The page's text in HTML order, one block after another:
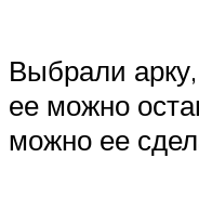
Выбрали
ее можно
можно ее